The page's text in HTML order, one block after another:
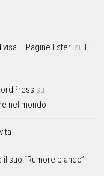
– Pagine Esteri su E’
su Il
nel mondo
il suo “Rumore bianco”